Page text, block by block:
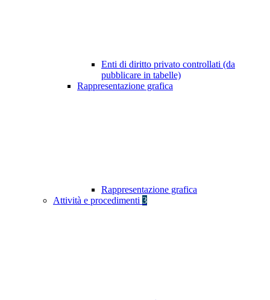
Enti di diritto privato controllati (da
pubblicare in tabelle)
Rappresentazione grafica
Rappresentazione grafica
Attività e procedimenti 3